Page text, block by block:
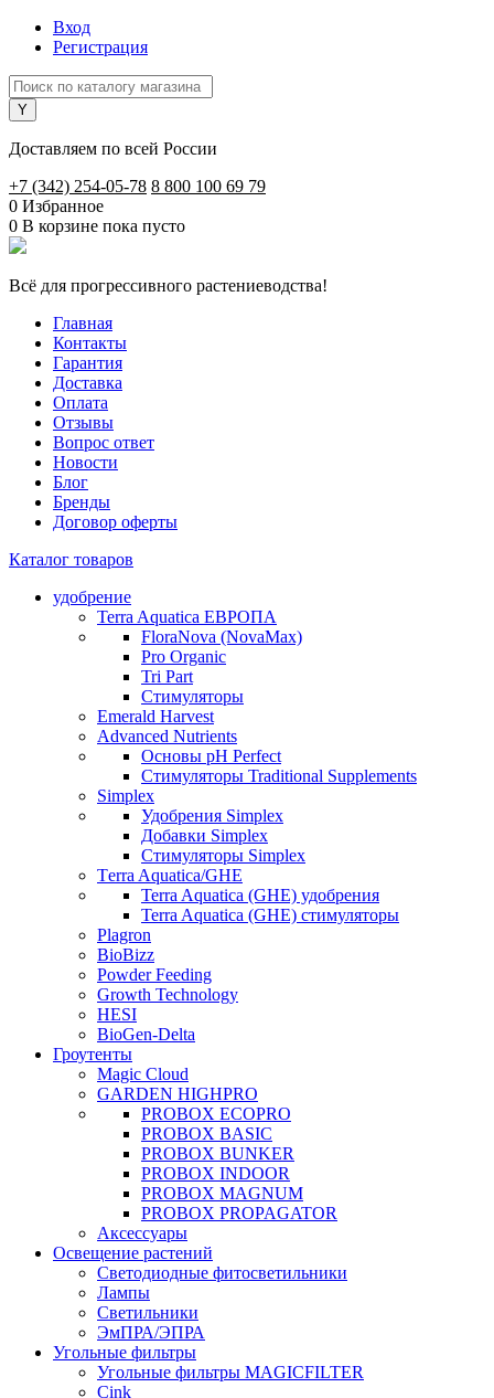
Вход
Регистрация
Доставляем по всей России
+7 (342) 254-05-78 8 800 100 69 79
0 Избранное
0 В корзине пока пусто
Всё для прогрессивного растениеводства!
Главная
Контакты
Гарантия
Доставка
Оплата
Отзывы
Вопрос ответ
Новости
Блог
Бренды
Договор оферты
Каталог товаров
удобрение
Terra Aquatica ЕВРОПА
FloraNova (NovaMax)
Pro Organic
Tri Part
Стимуляторы
Emerald Harvest
Advanced Nutrients
Основы pH Perfect
Стимуляторы Traditional Supplements
Simplex
Удобрения Simplex
Добавки Simplex
Стимуляторы Simplex
Тerra Aquatica/GHE
Terra Aquatica (GHE) удобрения
Terra Aquatica (GHE) стимуляторы
Plagron
BioBizz
Powder Feeding
Growth Technology
HESI
BioGen-Delta
Гроутенты
Magic Cloud
GARDEN HIGHPRO
PROBOX ECOPRO
PROBOX BASIC
PROBOX BUNKER
PROBOX INDOOR
PROBOX MAGNUM
PROBOX PROPAGATOR
Аксессуары
Освещение растений
Светодиодные фитосветильники
Лампы
Светильники
ЭмПРА/ЭПРА
Угольные фильтры
Угольные фильтры MAGICFILTER
Cink